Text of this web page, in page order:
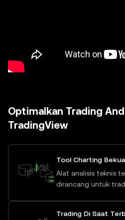
Optimalkan Trading
TradingView
Tool Charting
Alat analisis teknis
dirancang untuk
Trading Di Saat